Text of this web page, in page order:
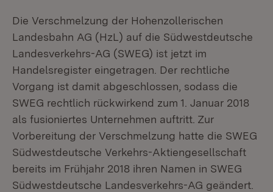
Die Verschmelzung der Hohenzollerischen
Landesbahn AG (HzL) auf die Südwestdeutsche
Landesverkehrs-AG (SWEG) ist jetzt im
Handelsregister eingetragen. Der rechtliche
Vorgang ist damit abgeschlossen, sodass die
SWEG rechtlich rückwirkend zum 1. Januar 2018
als fusioniertes Unternehmen auftritt. Zur
Vorbereitung der Verschmelzung hatte die SWEG
Südwestdeutsche Verkehrs-Aktiengesellschaft
bereits im Frühjahr 2018 ihren Namen in SWEG
Südwestdeutsche Landesverkehrs-AG geändert.